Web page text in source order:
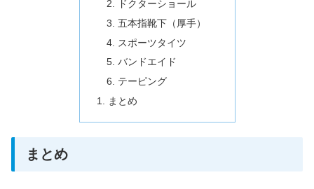
ドクターショール
五本指靴下（厚手）
スポーツタイツ
バンドエイド
テーピング
まとめ
まとめ